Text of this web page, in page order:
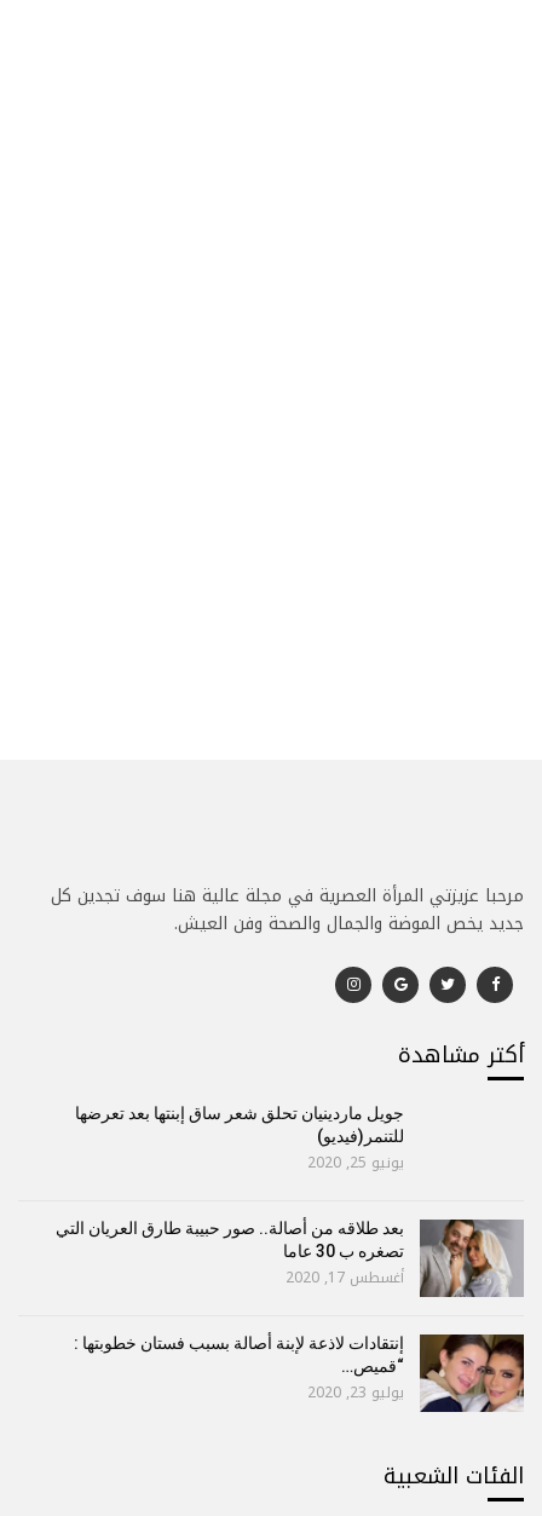
مرحبا عزيزتي المرأة العصرية في مجلة عالية هنا سوف تجدين كل
جديد يخص الموضة والجمال والصحة وفن العيش.
أكتر مشاهدة
جويل ماردينيان تحلق شعر ساق إبنتها بعد تعرضها
للتنمر(فيديو)
يونيو 25, 2020
بعد طلاقه من أصالة.. صور حبيبة طارق العريان التي
تصغره ب 30 عاما
أغسطس 17, 2020
إنتقادات لاذعة لإبنة أصالة بسبب فستان خطوبتها :
“قميص…
يوليو 23, 2020
الفئات الشعبية